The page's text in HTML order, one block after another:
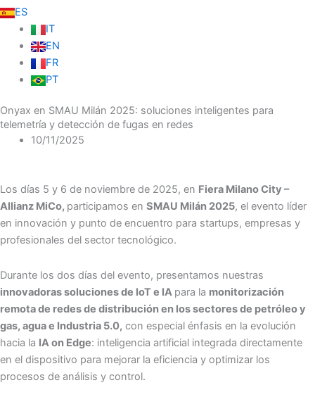
ES
IT
EN
FR
PT
Onyax en SMAU Milán 2025: soluciones inteligentes para
telemetría y detección de fugas en redes
10/11/2025
Los días 5 y 6 de noviembre de 2025, en Fiera Milano City –
Allianz MiCo, participamos en SMAU Milán 2025, el evento líder
en innovación y punto de encuentro para startups, empresas y
profesionales del sector tecnológico.
Durante los dos días del evento, presentamos nuestras
innovadoras soluciones de IoT e IA para la monitorización
remota de redes de distribución en los sectores de petróleo y
gas, agua e Industria 5.0, con especial énfasis en la evolución
hacia la IA on Edge: inteligencia artificial integrada directamente
en el dispositivo para mejorar la eficiencia y optimizar los
procesos de análisis y control.